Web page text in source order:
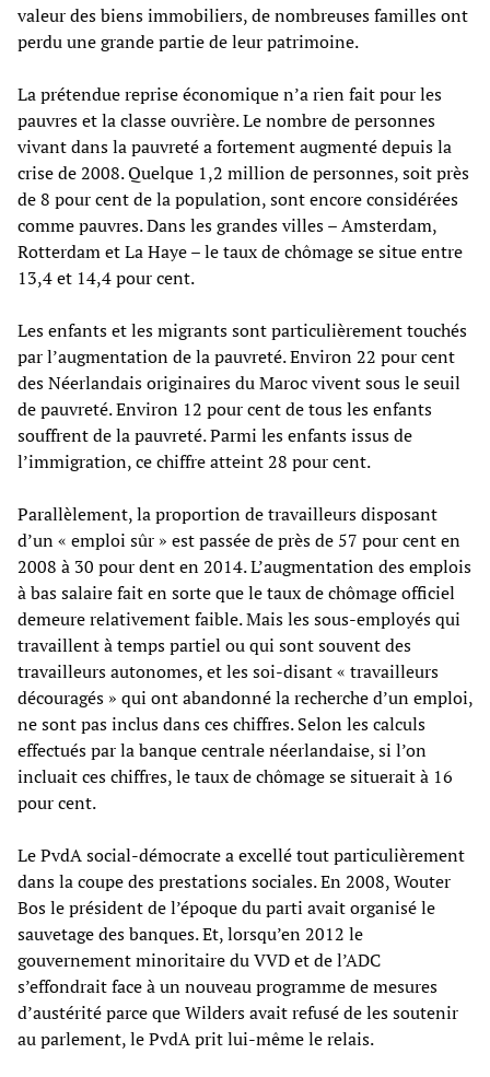
valeur des biens immobiliers, de nombreuses familles ont
perdu une grande partie de leur patrimoine.
La prétendue reprise économique n’a rien fait pour les
pauvres et la classe ouvrière. Le nombre de personnes
vivant dans la pauvreté a fortement augmenté depuis la
crise de 2008. Quelque 1,2 million de personnes, soit près
de 8 pour cent de la population, sont encore considérées
comme pauvres. Dans les grandes villes – Amsterdam,
Rotterdam et La Haye – le taux de chômage se situe entre
13,4 et 14,4 pour cent.
Les enfants et les migrants sont particulièrement touchés
par l’augmentation de la pauvreté. Environ 22 pour cent
des Néerlandais originaires du Maroc vivent sous le seuil
de pauvreté. Environ 12 pour cent de tous les enfants
souffrent de la pauvreté. Parmi les enfants issus de
l’immigration, ce chiffre atteint 28 pour cent.
Parallèlement, la proportion de travailleurs disposant
d’un « emploi sûr » est passée de près de 57 pour cent en
2008 à 30 pour dent en 2014. L’augmentation des emplois
à bas salaire fait en sorte que le taux de chômage officiel
demeure relativement faible. Mais les sous-employés qui
travaillent à temps partiel ou qui sont souvent des
travailleurs autonomes, et les soi-disant « travailleurs
découragés » qui ont abandonné la recherche d’un emploi,
ne sont pas inclus dans ces chiffres. Selon les calculs
effectués par la banque centrale néerlandaise, si l’on
incluait ces chiffres, le taux de chômage se situerait à 16
pour cent.
Le PvdA social-démocrate a excellé tout particulièrement
dans la coupe des prestations sociales. En 2008, Wouter
Bos le président de l’époque du parti avait organisé le
sauvetage des banques. Et, lorsqu’en 2012 le
gouvernement minoritaire du VVD et de l’ADC
s’effondrait face à un nouveau programme de mesures
d’austérité parce que Wilders avait refusé de les soutenir
au parlement, le PvdA prit lui-même le relais.